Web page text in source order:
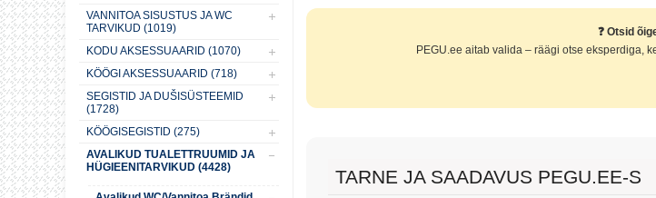
VANNITOA SISUSTUS JA WC
TARVIKUD (1019)
KODU AKSESSUAARID (1070)
KÖÖGI AKSESSUAARID (718)
SEGISTID JA DUŠISÜSTEEMID
(1728)
KÖÖGISEGISTID (275)
AVALIKUD TUALETTRUUMID JA
HÜGIEENITARVIKUD (4428)
❓ Otsid
PEGU.ee aitab valida – räägi otse eksperdiga,
TARNE JA SAADAVUS PEGU.EE-S